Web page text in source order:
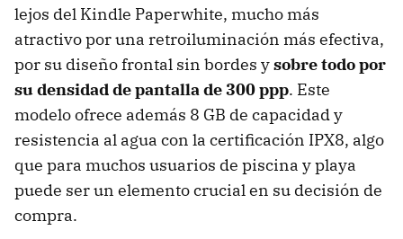
lejos del Kindle Paperwhite, mucho más
atractivo por una retroiluminación más efectiva,
por su diseño frontal sin bordes ysobre todo por
su densidad de pantalla de 300 ppp. Este
modelo ofrece además 8 GB de capacidad y
resistencia al agua con la certificación IPX8, algo
que para muchos usuarios de piscina y playa
puede ser un elemento crucial en su decisión de
compra.